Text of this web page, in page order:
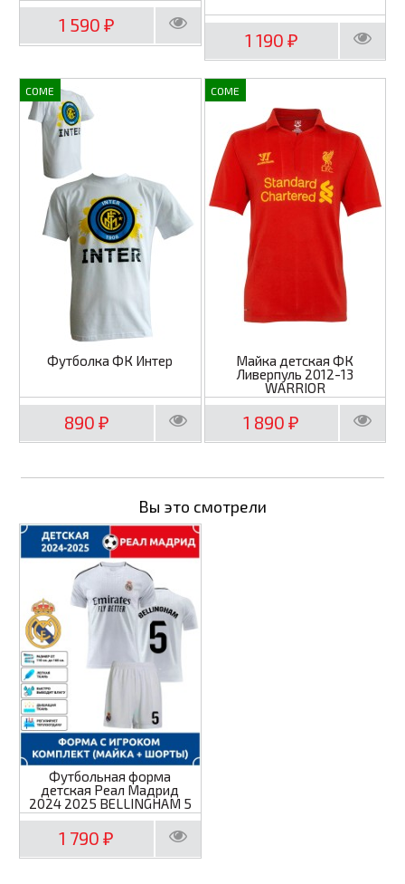
1 590 ₽
1 190 ₽
COME
Футболка ФК Интер
890 ₽
COME
Майка детская ФК
Ливерпуль 2012-13
WARRIOR
1 890₽
Вы это смотрели
Футбольная форма
детская Реал Мадрид
2024 2025 BELLINGHAM 5
1 790₽